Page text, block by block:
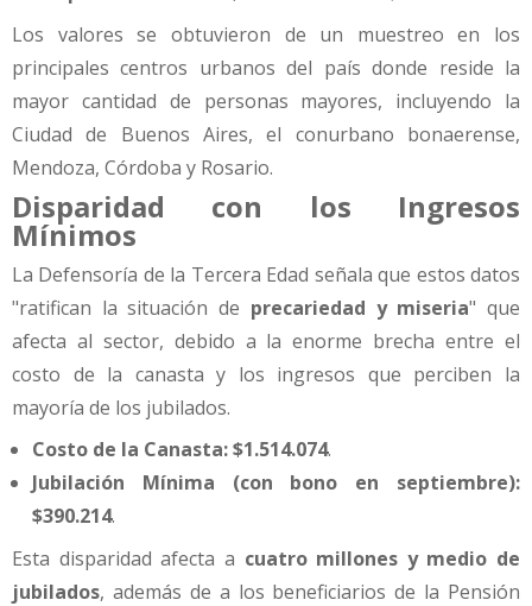
Los valores se obtuvieron de un muestreo en los
principales centros urbanos del país donde reside la
mayor cantidad de personas mayores, incluyendo la
Ciudad de Buenos Aires, el conurbano bonaerense,
Mendoza, Córdoba y Rosario.
Disparidad con los Ingresos
Mínimos
La Defensoría de la Tercera Edad señala que estos datos
"ratifican la situación de precariedad y miseria" que
afecta al sector, debido a la enorme brecha entre el
costo de la canasta y los ingresos que perciben la
mayoría de los jubilados.
Costo de la Canasta:$1.514.074.
Jubilación Mínima (con bono en septiembre):
$390.214.
Esta disparidad afecta a cuatro millones y medio de
jubilados, además de a los beneficiarios de la Pensión